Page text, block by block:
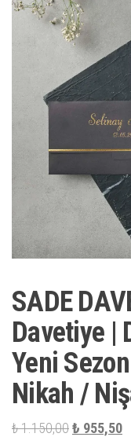
SADE
Davetiye |
Yeni
Nikah /
₺1.150,00Orijinal
₺ 955,50Şu